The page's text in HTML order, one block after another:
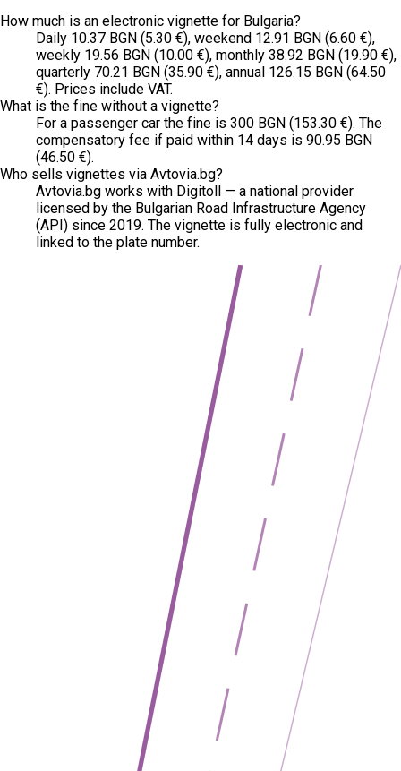
How much is an electronic vignette for Bulgaria?
Daily 10.37 BGN (5.30 €), weekend 12.91 BGN (6.60 €),
weekly 19.56 BGN (10.00 €), monthly 38.92 BGN (19.90 €),
quarterly 70.21 BGN (35.90 €), annual 126.15 BGN (64.50
€). Prices include VAT.
What is the fine without a vignette?
For a passenger car the fine is 300 BGN (153.30 €). The
compensatory fee if paid within 14 days is 90.95 BGN
(46.50 €).
Who sells vignettes via Avtovia.bg?
Avtovia.bg works with Digitoll — a national provider
licensed by the Bulgarian Road Infrastructure Agency
(API) since 2019. The vignette is fully electronic and
linked to the plate number.